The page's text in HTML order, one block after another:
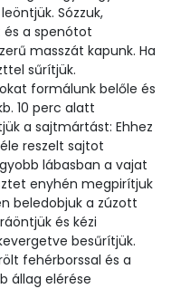
6124 micro
4 micro
0 micro
13433 micro
727 kcal
Sózzuk,
és a spenótot
masszát kapunk. Ha
sűrítjük.
formálunk belőle és
10 perc alatt
a sajtmártást: Ehhez
reszelt sajtot
lábasban a vajat
enyhén megpirítjuk
beledobjuk a zúzott
és kézi
besűrítjük.
fehérborssal és a
állag elérése